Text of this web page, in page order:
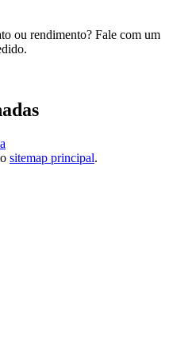
ou rendimento? Fale com um
sitemap principal.